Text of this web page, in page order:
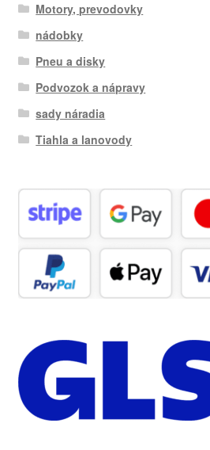
Motory, prevodovky
nádobky
Pneu a disky
Podvozok a nápravy
sady náradia
Tiahla a lanovody